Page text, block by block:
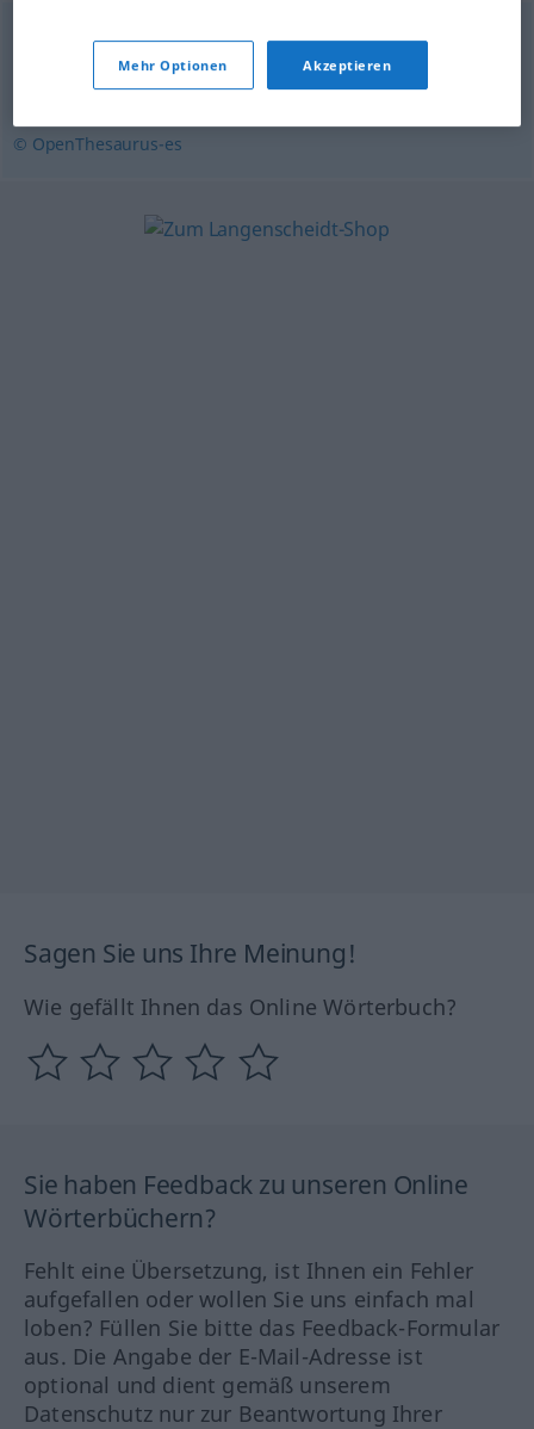
anteponer,preferir,priorizar distinguir
diferenciar,predisponer
© OpenThesaurus-es
Sagen Sie uns Ihre Meinung!
Wie gefällt Ihnen das Online Wörterbuch?
Sie haben Feedback zu unseren Online
Wörterbüchern?
Fehlt eine Übersetzung, ist Ihnen ein Fehler
aufgefallen oder wollen Sie uns einfach mal
loben? Füllen Sie bitte das Feedback-Formular
aus. Die Angabe der E-Mail-Adresse ist
optional und dient gemäß unserem
Datenschutz nur zur Beantwortung Ihrer
Mehr Optionen Akzeptieren